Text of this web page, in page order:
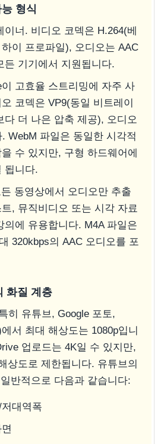
형식
이너. 비디오 코덱은 H.264(베
이 프로파일), 오디오는 AAC
든 기기에서 지원됩니다.
이 고효율 스트리밍에 자주 사
코덱은 VP9(동일 비트레이
다 더 나은 압축 제공), 오디오
WebM 파일은 동일한 시각적
수 있지만, 구형 하드웨어에
됩니다.
동영상에서 오디오만 추출
, 뮤직비디오 또는 시각 자료
의에 유용합니다. M4A 파일은
320kbps의 AAC 오디오를 포
화질 계층
히 유튜브, Google 포토,
서 최대 해상도는 1080p입니
업로드는 4K일 수 있지만,
상도로 제한됩니다. 유튜브의
반적으로 다음과 같습니다:
대역폭